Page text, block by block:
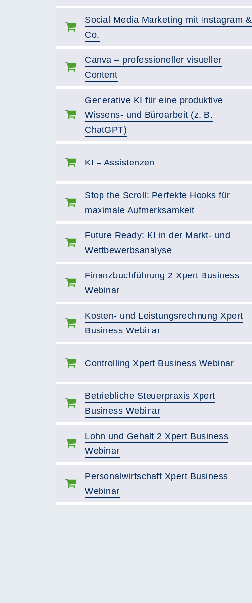
Social Media Marketing mit Instagram &
Co.
Canva – professioneller visueller
Content
Generative KI für eine produktive
Wissens- und Büroarbeit (z. B.
ChatGPT)
KI – Assistenzen
Stop the Scroll: Perfekte Hooks für
maximale Aufmerksamkeit
Future Ready: KI in der Markt- und
Wettbewerbsanalyse
Finanzbuchführung 2 Xpert Business
Webinar
Kosten- und Leistungsrechnung Xpert
Business Webinar
Controlling Xpert Business Webinar
Betriebliche Steuerpraxis Xpert
Business Webinar
Lohn und Gehalt 2 Xpert Business
Webinar
Personalwirtschaft Xpert Business
Webinar